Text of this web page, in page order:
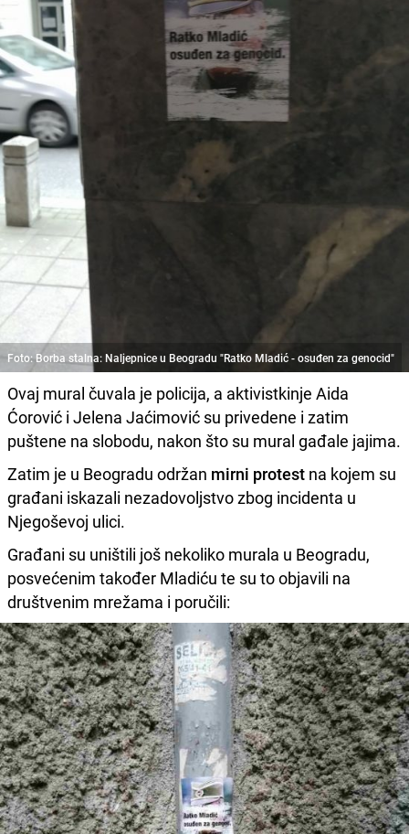
Foto: Borba stalna: Naljepnice u Beogradu "Ratko Mladić - osuđen za genocid"
Ovaj mural čuvala je policija, a aktivistkinje Aida
Ćorović i Jelena Jaćimović su privedene i zatim
puštene na slobodu, nakon što su mural gađale jajima.
Zatim je u Beogradu održan mirni protest na kojem su
građani iskazali nezadovoljstvo zbog incidenta u
Njegoševoj ulici.
Građani su uništili još nekoliko murala u Beogradu,
posvećenim također Mladiću te su to objavili na
društvenim mrežama i poručili: